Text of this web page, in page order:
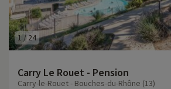
1/ 24
Carry Le Rouet - Pension
Carry-le-Rouet - Bouches-du-Rhône (13)